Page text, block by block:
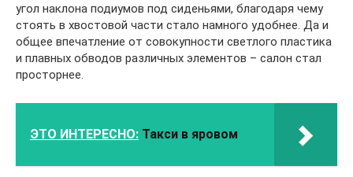
угол наклона подиумов под сиденьями, благодаря чему
стоять в хвостовой части стало намного удобнее. Да и
общее впечатление от совокупности светлого пластика
и плавных обводов различных элементов – салон стал
просторнее.
ЭТО ИНТЕРЕСНО: Такси в яровом